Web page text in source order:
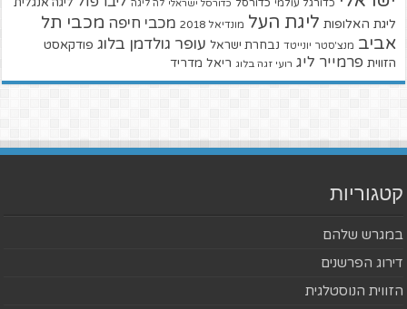
כדורסל כדורסל ישראלי לה ליגה
ליגת האלופות ליגת העל מונדיאל 2018 מכבי חיפה מכבי תל
אביב מנצ'סטר יונייטד נבחרת ישראל עופר גולדמן בלוג פודקאסט
הזווית פרמייר ליג רועי זגה בלוג ריאל מדריד
קטגוריות
במגרש שלהם
דירוג הפרשנים
הזווית הנוסטלגית